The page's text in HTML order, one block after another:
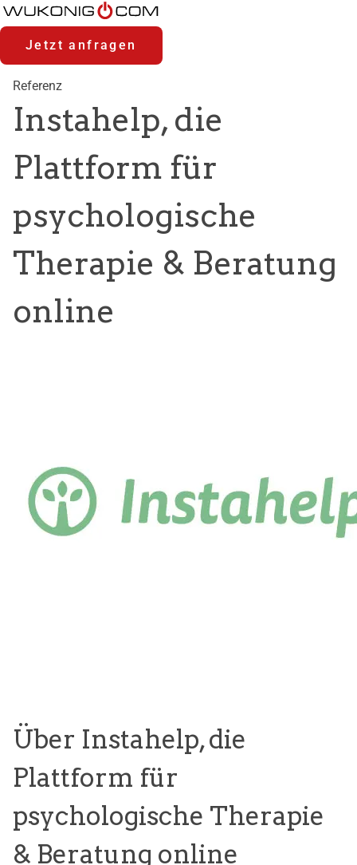
Zum
Inhalt
Accesskey
Zum
Hauptmenü
Accesskey
Jetzt anfragen
Referenz
Instahelp, die
Plattform für
psychologische
Therapie & Beratung
online
Über Instahelp, die
Plattform für
psychologische Therapie
& Beratung online